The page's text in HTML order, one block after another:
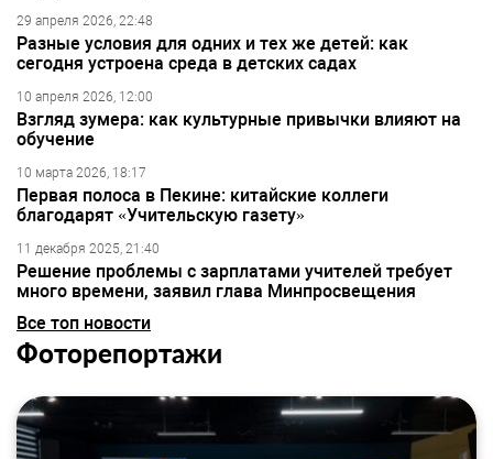
29 апреля 2026, 22:48
Разные условия для одних и тех же детей: как
сегодня устроена среда в детских садах
10 апреля 2026, 12:00
Взгляд зумера: как культурные привычки влияют на
обучение
10 марта 2026, 18:17
Первая полоса в Пекине: китайские коллеги
благодарят «Учительскую газету»
11 декабря 2025, 21:40
Решение проблемы с зарплатами учителей требует
много времени, заявил глава Минпросвещения
Все топ новости
Фоторепортажи